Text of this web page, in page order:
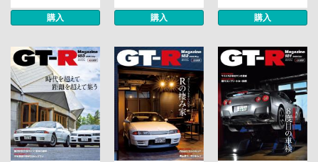
購入 購入 購入